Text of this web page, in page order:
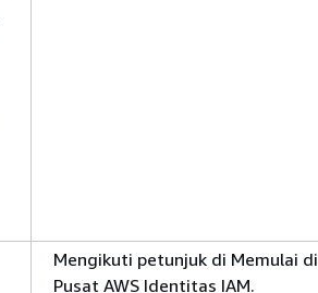
Mengikuti petunjuk di Memulai di
Pusat AWS Identitas IAM.